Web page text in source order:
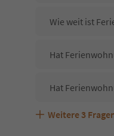
Wie weit ist
Hat
Hat
Sind Haustiere
Welche
Weitere 3